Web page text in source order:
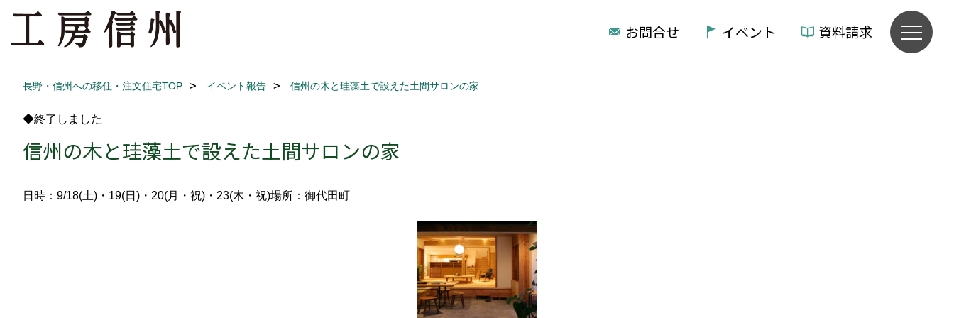
お問合せ イベント 資料請求
長野・信州への移住・注文住宅TOP イベント報告 信州の木と珪藻土で設えた土間サロンの家
◆終了しました
信州の木と珪藻土で設えた土間サロンの家
日時：9/18(土)・19(日)・20(月・祝)・23(木・祝)場所：御代田町